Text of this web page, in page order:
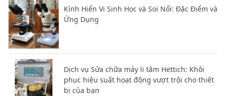
Kính Hiển Vi Sinh Học và Soi Nổi: Đặc Điểm và
Ứng Dụng
Dịch vụ Sửa chữa máy li tâm Hettich: Khôi
phục hiệu suất hoạt động vượt trội cho thiết
bị của bạn